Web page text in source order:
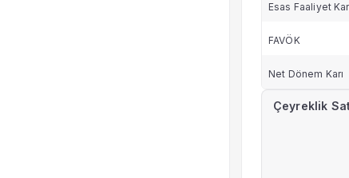
Esas Faaliyet
FAVÖK
Net Dönem Karı
Çeyreklik